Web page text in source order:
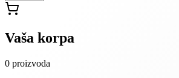
Vaša korpa
0 proizvoda